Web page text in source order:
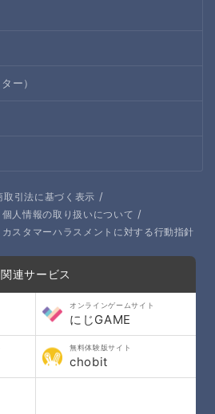
ー）
取引法に基づく表示 /
個人情報の取り扱いについて /
カスタマーハラスメントに対する行動指針
関連サービス
オンラインゲームサイト
にじGAME
無料体験版サイト
chobit